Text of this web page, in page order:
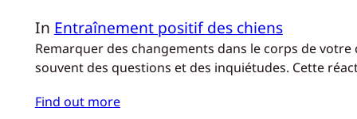
In Entraînement positif des chiens
Remarquer des changements dans le corps de
souvent des questions et des inquiétudes. Cette
Find out more